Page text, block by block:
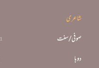
شاعری
صوفی/سنت
دوہا